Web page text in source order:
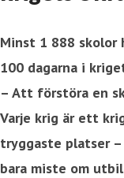
Minst 1 888 skolor
100 dagarna i
– Att förstöra en
Varje krig är ett
tryggaste platser
bara miste om